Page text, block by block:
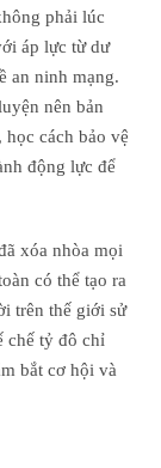
phải lúc
áp lực từ dư
an ninh mạng.
nên bản
cách bảo vệ
động lực để
xóa nhòa mọi
có thể tạo ra
trên thế giới sử
chế tỷ đô chỉ
bắt cơ hội và